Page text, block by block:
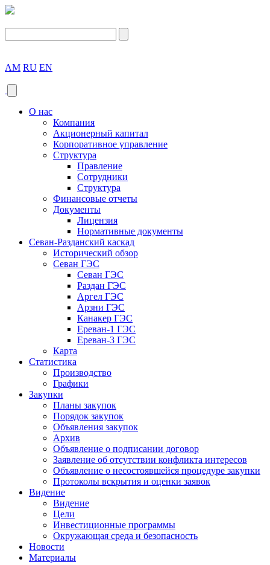
AM RU EN
О нас
Компания
Акционерный капитал
Корпоративное управление
Структура
Правление
Сотрудники
Структура
Финансовые отчеты
Документы
Лицензия
Нормативные документы
Севан-Разданский каскад
Исторический обзор
Севан ГЭС
Севан ГЭС
Раздан ГЭС
Аргел ГЭС
Арзни ГЭС
Канакер ГЭС
Ереван-1 ГЭС
Ереван-3 ГЭС
Карта
Статистика
Производство
Графики
Закупки
Планы закупок
Порядок закупок
Объявления закупок
Архив
Объявление о подписании договор
Заявление об отсутствии конфликта интересов
Объявление о несостоявшейся процедуре закупки
Протоколы вскрытия и оценки заявок
Видение
Видение
Цели
Инвестиционные программы
Окружающая среда и безопасность
Новости
Материалы